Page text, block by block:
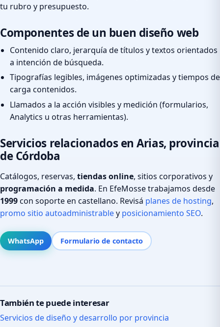
tu rubro y presupuesto.
Componentes de un buen diseño web
Contenido claro, jerarquía de títulos y textos orientados
a intención de búsqueda.
Tipografías legibles, imágenes optimizadas y tiempos de
carga contenidos.
Llamados a la acción visibles y medición (formularios,
Analytics u otras herramientas).
Servicios relacionados en Arias, provincia
de Córdoba
Catálogos, reservas, tiendas online, sitios corporativos y
programación a medida. En EfeMosse trabajamos desde
1999con soporte en castellano. Revisá planes de hosting,
promo sitio autoadministrabley posicionamiento SEO.
WhatsApp Formulario de contacto
También te puede interesar
Servicios de diseño y desarrollo por provincia